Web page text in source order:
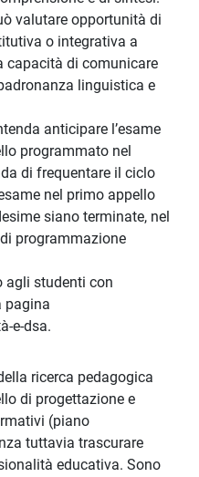
valutare opportunità di
o integrativa a
capacità di comunicare
linguistica e
anticipare l’esame
programmato nel
di frequentare il ciclo
nel primo appello
siano terminate, nel
programmazione
agli studenti con
pagina
e-dsa.
ricerca pedagogica
di progettazione e
(piano
tuttavia trascurare
educativa. Sono